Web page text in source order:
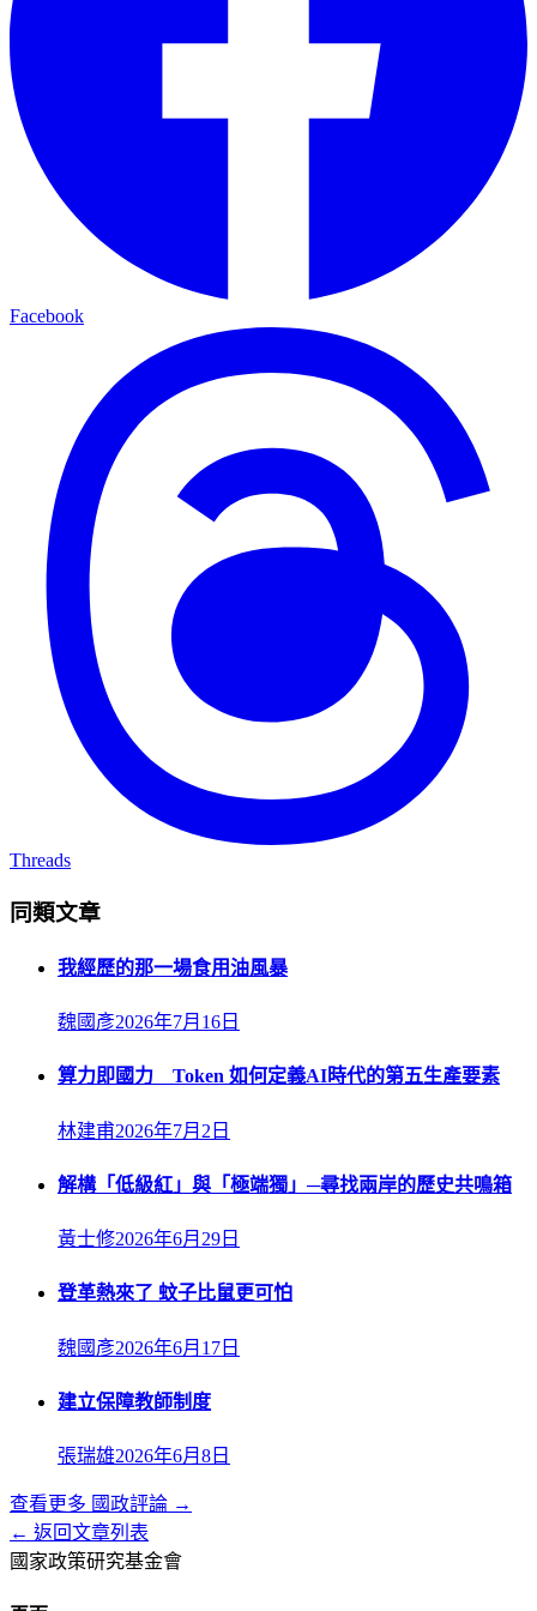
Facebook
Threads
同類文章
我經歷的那一場食用油風暴
魏國彥2026年7月16日
算力即國力 Token 如何定義AI時代的第五生產要素
林建甫2026年7月2日
解構「低級紅」與「極端獨」─尋找兩岸的歷史共鳴箱
黃士修2026年6月29日
登革熱來了 蚊子比鼠更可怕
魏國彥2026年6月17日
建立保障教師制度
張瑞雄2026年6月8日
查看更多 國政評論 →
← 返回文章列表
國家政策研究基金會